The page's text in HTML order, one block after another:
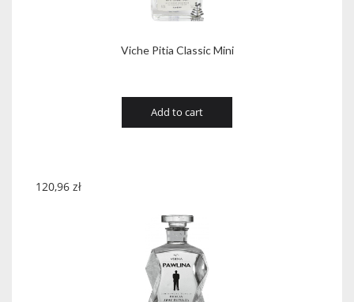
Viche Pitia Classic Mini
Add to cart
120,96 zł